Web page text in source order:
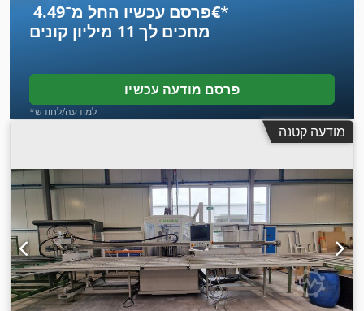
פרסם עכשיו החל מ־‏4.49 ‏€*
מחכים לך 11 מיליון קונים
פרסם מודעה עכשיו
*למודעה/לחודש
מודעה קטנה